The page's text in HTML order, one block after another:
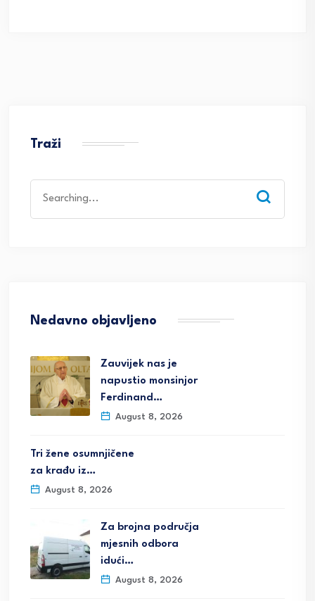
Traži
for:
Nedavno objavljeno
Zauvijek nas je
napustio monsinjor
Ferdinand…
August 8, 2026
Tri žene osumnjičene
za krađu iz…
August 8, 2026
Za brojna područja
mjesnih odbora
idući…
August 8, 2026